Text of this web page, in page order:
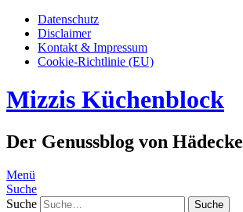
Datenschutz
Disclaimer
Kontakt & Impressum
Cookie-Richtlinie (EU)
Mizzis Küchenblock
Der Genussblog von Hädecke
Menü
Suche
Suche